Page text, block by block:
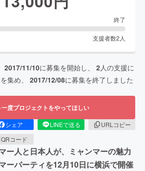
終了
支援者数2 人
2017/11/10に募集を開始し、 2人の支援に
集め、 2017/12/08に募集を終了しました
一度プロジェクトをやってほしい
シェア LINEで送る
URLコピー
QRコード
ー人と日本人が、ミャンマーの魅力
ーパーティを12月10日に横浜で開催